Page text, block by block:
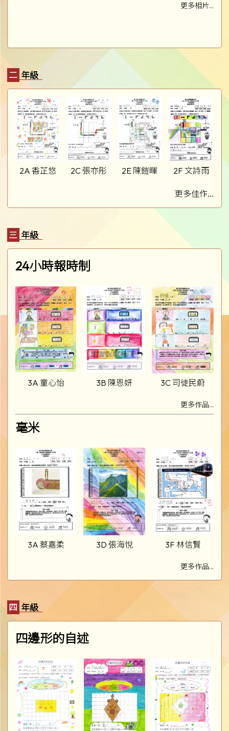
更多相片...
二年級
2A 香芷悠 2C 張亦彤 2E 陳鎧暉 2F 文詩雨
更多佳作...
三年級
24小時報時制
3A 童心怡 3B 陳恩妍 3C 司徒民蔚
更多作品...
毫米
3A 蔡嘉柔 3D 張海悅 3F 林信賢
更多作品...
四年級
四邊形的自述